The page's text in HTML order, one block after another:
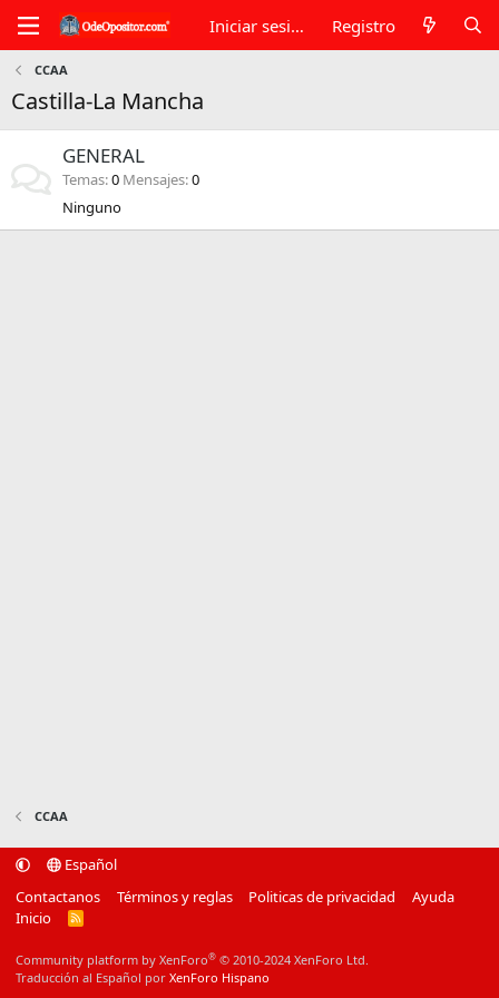
Iniciar sesión Registro
CCAA
Castilla-La Mancha
GENERAL
Temas 0 Mensajes 0
Ninguno
CCAA
Español
Contactanos
Términos y reglas Politicas de privacidad
Ayuda
Inicio
R
Community platform by XenForo® © 2010-2024 XenForo Ltd.
Traducción al Español por XenForo Hispano